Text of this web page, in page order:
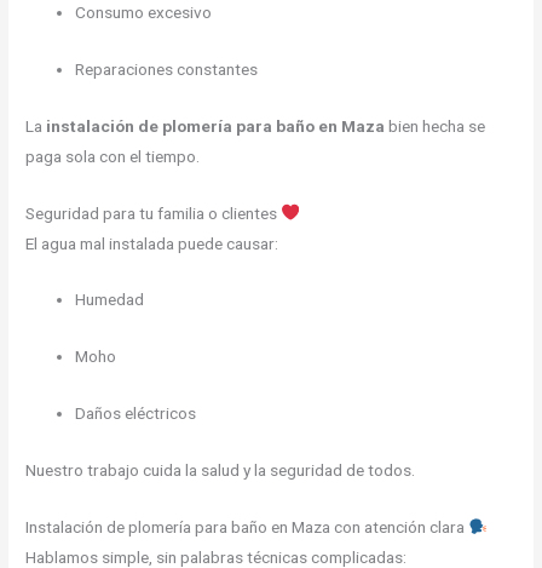
Consumo excesivo
Reparaciones constantes
La instalación de plomería para baño en Maza bien hecha se
paga sola con el tiempo.
Seguridad para tu familia o clientes
El agua mal instalada puede causar:
Humedad
Moho
Daños eléctricos
Nuestro trabajo cuida la salud y la seguridad de todos.
Instalación de plomería para baño en Maza con atención clara
Hablamos simple, sin palabras técnicas complicadas: